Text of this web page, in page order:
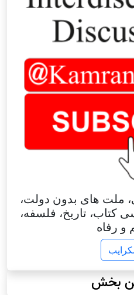
ملت های بدون دولت،
کتاب، تاریخ، فلسفه،
و رفاه
بخش